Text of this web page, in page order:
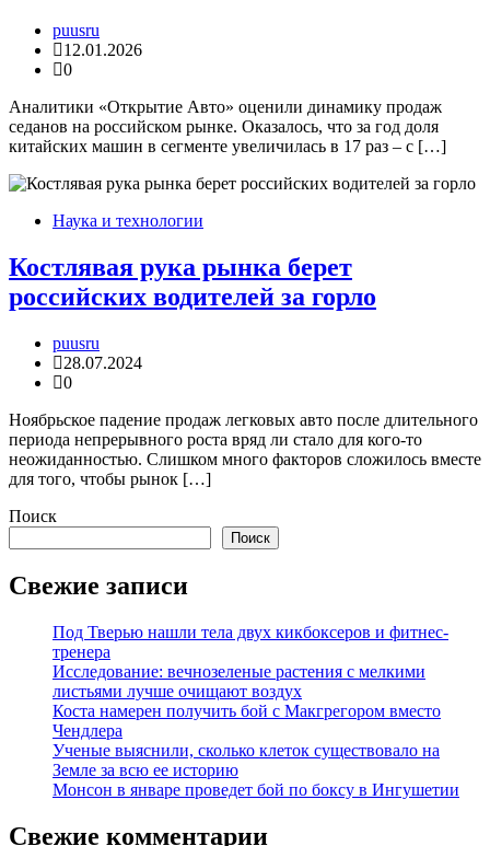
puusru
12.01.2026
0
Аналитики «Открытие Авто» оценили динамику продаж
седанов на российском рынке. Оказалось, что за год доля
китайских машин в сегменте увеличилась в 17 раз – с […]
Наука и технологии
Костлявая рука рынка берет
российских водителей за горло
puusru
28.07.2024
0
Ноябрьское падение продаж легковых авто после длительного
периода непрерывного роста вряд ли стало для кого-то
неожиданностью. Слишком много факторов сложилось вместе
для того, чтобы рынок […]
Поиск
Поиск
Свежие записи
Под Тверью нашли тела двух кикбоксеров и фитнес-
тренера
Исследование: вечнозеленые растения с мелкими
листьями лучше очищают воздух
Коста намерен получить бой с Макгрегором вместо
Чендлера
Ученые выяснили, сколько клеток существовало на
Земле за всю ее историю
Монсон в январе проведет бой по боксу в Ингушетии
Свежие комментарии